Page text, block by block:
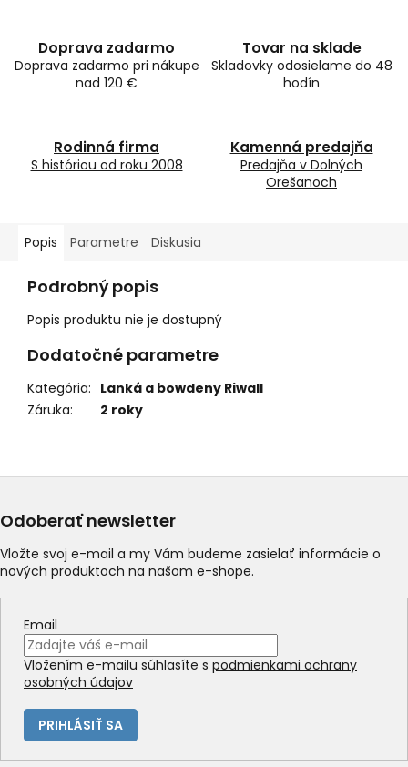
Doprava zadarmo
Doprava zadarmo pri nákupe
nad 120 €
Tovar na sklade
Skladovky odosielame do 48
hodín
Rodinná firma
S históriou od roku 2008
Kamenná predajňa
Predajňa v Dolných
Orešanoch
Popis Parametre Diskusia
Podrobný popis
Popis produktu nie je dostupný
Dodatočné parametre
Kategória: Lanká a bowdeny Riwall
Záruka: 2 roky
Odoberať newsletter
Vložte svoj e-mail a my Vám budeme zasielať informácie o
nových produktoch na našom e-shope.
Email
Vložením e-mailu súhlasíte s podmienkami ochrany
osobných údajov
PRIHLÁSIŤ SA